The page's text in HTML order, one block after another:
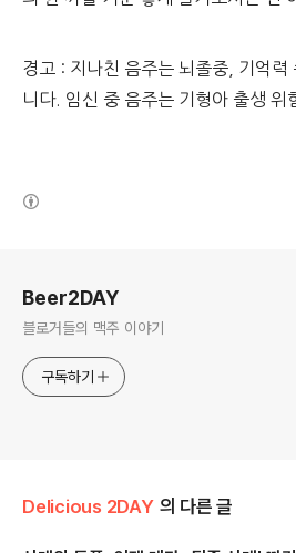
경고 : 지나친 음주는 뇌졸중, 기억력
니다. 임신 중 음주는 기형아 출생 위
Beer2DAY
블로거들의 맥주 이야기
구독하기
Delicious 2DAY 의 다른 글